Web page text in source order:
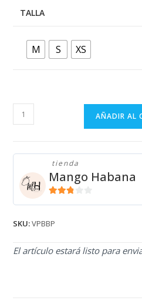
TALLA
M S XS
VESTIDO
Pull
Bear
VPBBP
cantidad
AÑADIR AL
tienda
Mango Habana
SKU:VPBBP
El artículo estará listo para